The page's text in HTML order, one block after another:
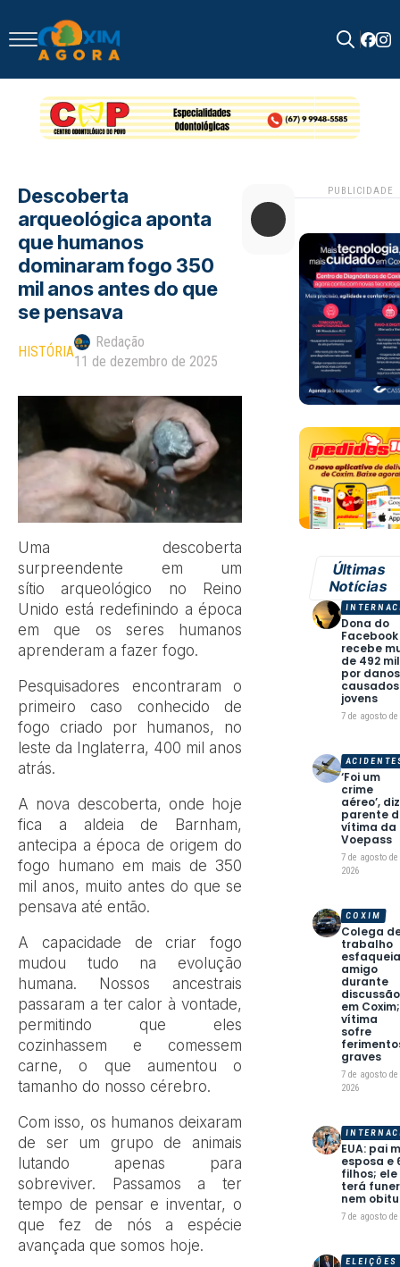
for:
Descoberta
arqueológica aponta
que humanos
dominaram fogo 350
mil anos antes do que
se pensava
HISTÓRIA
Redação
11 de dezembro de 2025
Uma descoberta
surpreendente em um
sítio arqueológico no Reino
Unido está redefinindo a época
em que os seres humanos
aprenderam a fazer fogo.
Pesquisadores encontraram o
primeiro caso conhecido de
fogo criado por humanos, no
leste da Inglaterra, 400 mil anos
atrás.
A nova descoberta, onde hoje
fica a aldeia de Barnham,
antecipa a época de origem do
fogo humano em mais de 350
mil anos, muito antes do que se
pensava até então.
A capacidade de criar fogo
mudou tudo na evolução
humana. Nossos ancestrais
passaram a ter calor à vontade,
permitindo que eles
cozinhassem e comessem
carne, o que aumentou o
tamanho do nosso cérebro.
Com isso, os humanos deixaram
de ser um grupo de animais
lutando apenas para
sobreviver. Passamos a ter
tempo de pensar e inventar, o
que fez de nós a espécie
avançada que somos hoje.
PUBLICIDADE
Últimas
Notícias
Dona do
Facebook
recebe
de 492
por danos
jovens
7 de agosto de
‘Foi um
crime
aéreo’, diz
parente
vítima da
Voepass
7 de agosto de
2026
Colega
trabalho
amigo
durante
discussão
em Coxim;
vítima
sofre
graves
7 de agosto de
2026
COXIM
EUA: pai
esposa e
filhos; ele
terá
nem
7 de agosto de